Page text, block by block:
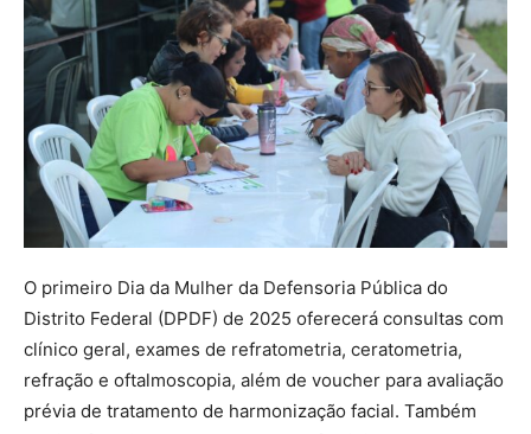
O primeiro Dia da Mulher da Defensoria Pública do
Distrito Federal (DPDF) de 2025 oferecerá consultas com
clínico geral, exames de refratometria, ceratometria,
refração e oftalmoscopia, além de voucher para avaliação
prévia de tratamento de harmonização facial. Também